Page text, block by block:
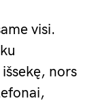
visi.
nors